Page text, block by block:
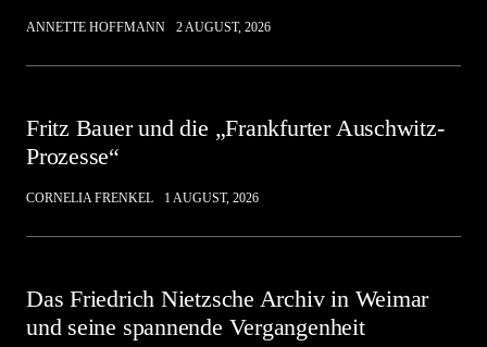
ANNETTE HOFFMANN 2 AUGUST, 2026
Fritz Bauer und die „Frankfurter Auschwitz-
Prozesse“
CORNELIA FRENKEL 1 AUGUST, 2026
Das Friedrich Nietzsche Archiv in Weimar
und seine spannende Vergangenheit